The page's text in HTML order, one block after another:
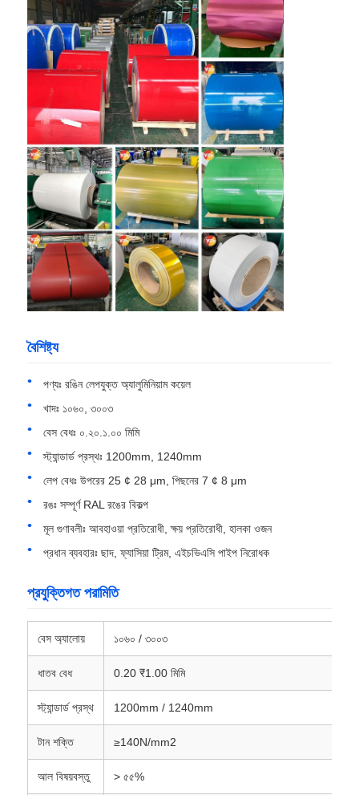
পণ্য
আমাদের সম্পর্কে
কারখানা পরিদর্শন
মান নিয়ন্ত্রণ
আমাদের সাথে যোগাযোগ করুন
খবর
একটি উদ্ধৃতি অনুরোধ করুন
অ্যালুমিনিয়াম ফয়েল রোল
বৈশিষ্ট্য
পণ্যঃ রঙিন লেপযুক্ত অ্যালুমিনিয়াম কয়েল
খাদঃ ১০৬০, ৩০০৩
বেস বেধঃ ০.২০.১.০০ মিমি
স্ট্যান্ডার্ড প্রস্থঃ 1200mm, 1240mm
লেপ বেধঃ উপরের 25 ¢ 28 μm, পিছনের 7 ¢ 8 μm
রঙঃ সম্পূর্ণ RAL রঙের বিকল্প
মূল গুণাবলীঃ আবহাওয়া প্রতিরোধী, ক্ষয় প্রতিরোধী, হালকা ওজন
প্রধান ব্যবহারঃ ছাদ, ফ্যাসিয়া ট্রিম, এইচভিএসি পাইপ নিরোধক
প্রযুক্তিগত পরামিতি
বেস অ্যালোয় ১০৬০ / ৩০০৩
ধাতব বেধ 0.20 ₹1.00 মিমি
স্ট্যান্ডার্ড প্রস্থ 1200mm / 1240mm
টান শক্তি ≥140N/mm2
আল বিষয়বস্তু > ৫৫%